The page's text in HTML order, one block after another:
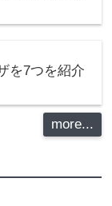
を7つを紹介
more...